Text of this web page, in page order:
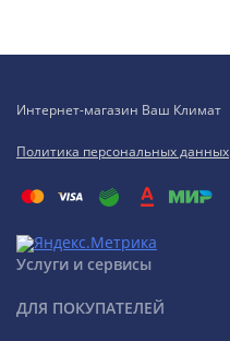
Интернет-магазин Ваш Климат
Политика персональных данных
Услуги и сервисы
ДЛЯ ПОКУПАТЕЛЕЙ